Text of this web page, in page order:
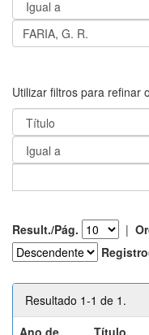
Utilizar filtros para refinar
Result./Pág. |
Resultado 1-1 de 1.
Ano de
Título